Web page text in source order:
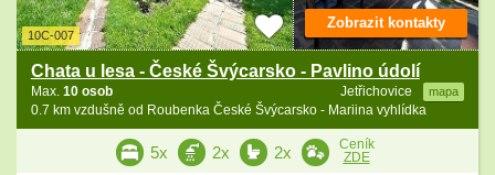
10C-007
Chata u lesa - České Švýcarsko - Pavlino údolí
Jetřichovice mapa
Max. 10 osob
0.7 km vzdušně od Roubenka České Švýcarsko - Mariina vyhlídka
Zobrazit kontakty
5x 2x 2x
Ceník
ZDE